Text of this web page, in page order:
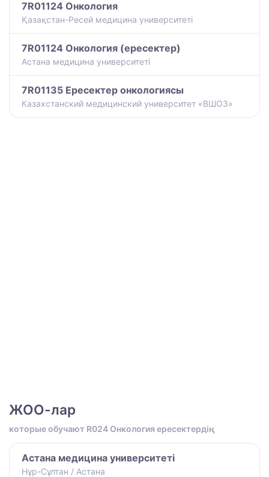
7R01124 Онкология
Қазақстан-Ресей медицина университеті
7R01124 Онкология (ересектер)
Астана медицина университеті
7R01135 Ересектер онкологиясы
Казахстанский медицинский университет «ВШОЗ»
ЖОО-лар
которые обучают R024 Онкология ересектердің
Астана медицина университеті
Нұр-Сұлтан / Астана